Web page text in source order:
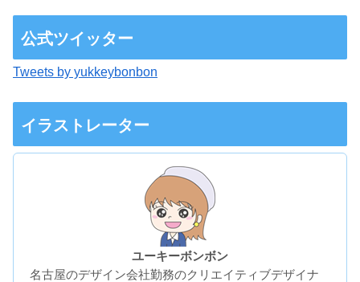
公式ツイッター
Tweets by yukkeybonbon
イラストレーター
ユーキーボンボン
名古屋のデザイン会社勤務のクリエイティブデザイナ